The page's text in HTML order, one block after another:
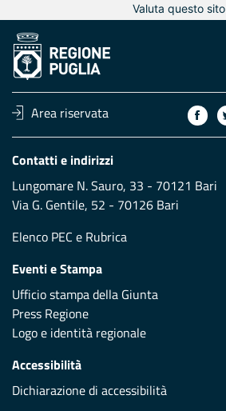
Valuta questo sito
Area riservata
Contatti e indirizzi
Lungomare N. Sauro, 33 - 70121 Bari
Via G. Gentile, 52 - 70126 Bari
Elenco PEC e Rubrica
Eventi e Stampa
Ufficio stampa della Giunta
Press Regione
Logo e identità regionale
Accessibilità
Dichiarazione di accessibilità